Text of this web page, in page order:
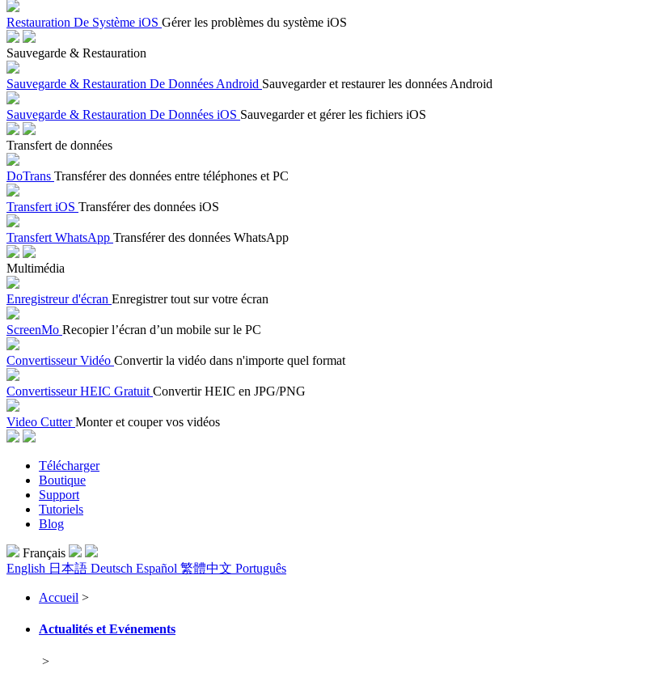
Restauration De Système iOS Gérer les problèmes du système iOS
Sauvegarde & Restauration
Sauvegarde & Restauration De Données Android Sauvegarder et restaurer les données Android
Sauvegarde & Restauration De Données iOS Sauvegarder et gérer les fichiers iOS
Transfert de données
DoTrans Transférer des données entre téléphones et PC
Transfert iOS Transférer des données iOS
Transfert WhatsApp Transférer des données WhatsApp
Multimédia
Enregistreur d'écran Enregistrer tout sur votre écran
ScreenMo Recopier l’écran d’un mobile sur le PC
Convertisseur Vidéo Convertir la vidéo dans n'importe quel format
Convertisseur HEIC Gratuit Convertir HEIC en JPG/PNG
Video Cutter Monter et couper vos vidéos
Télécharger
Boutique
Support
Tutoriels
Blog
Français
English 日本語 Deutsch Español 繁體中文 Português
Accueil >
Actualités et Evénements
>